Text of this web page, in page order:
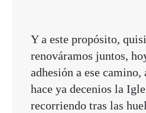
Y a este propósito,
renováramos juntos,
adhesión a ese camino,
hace ya decenios la
recorriendo tras las